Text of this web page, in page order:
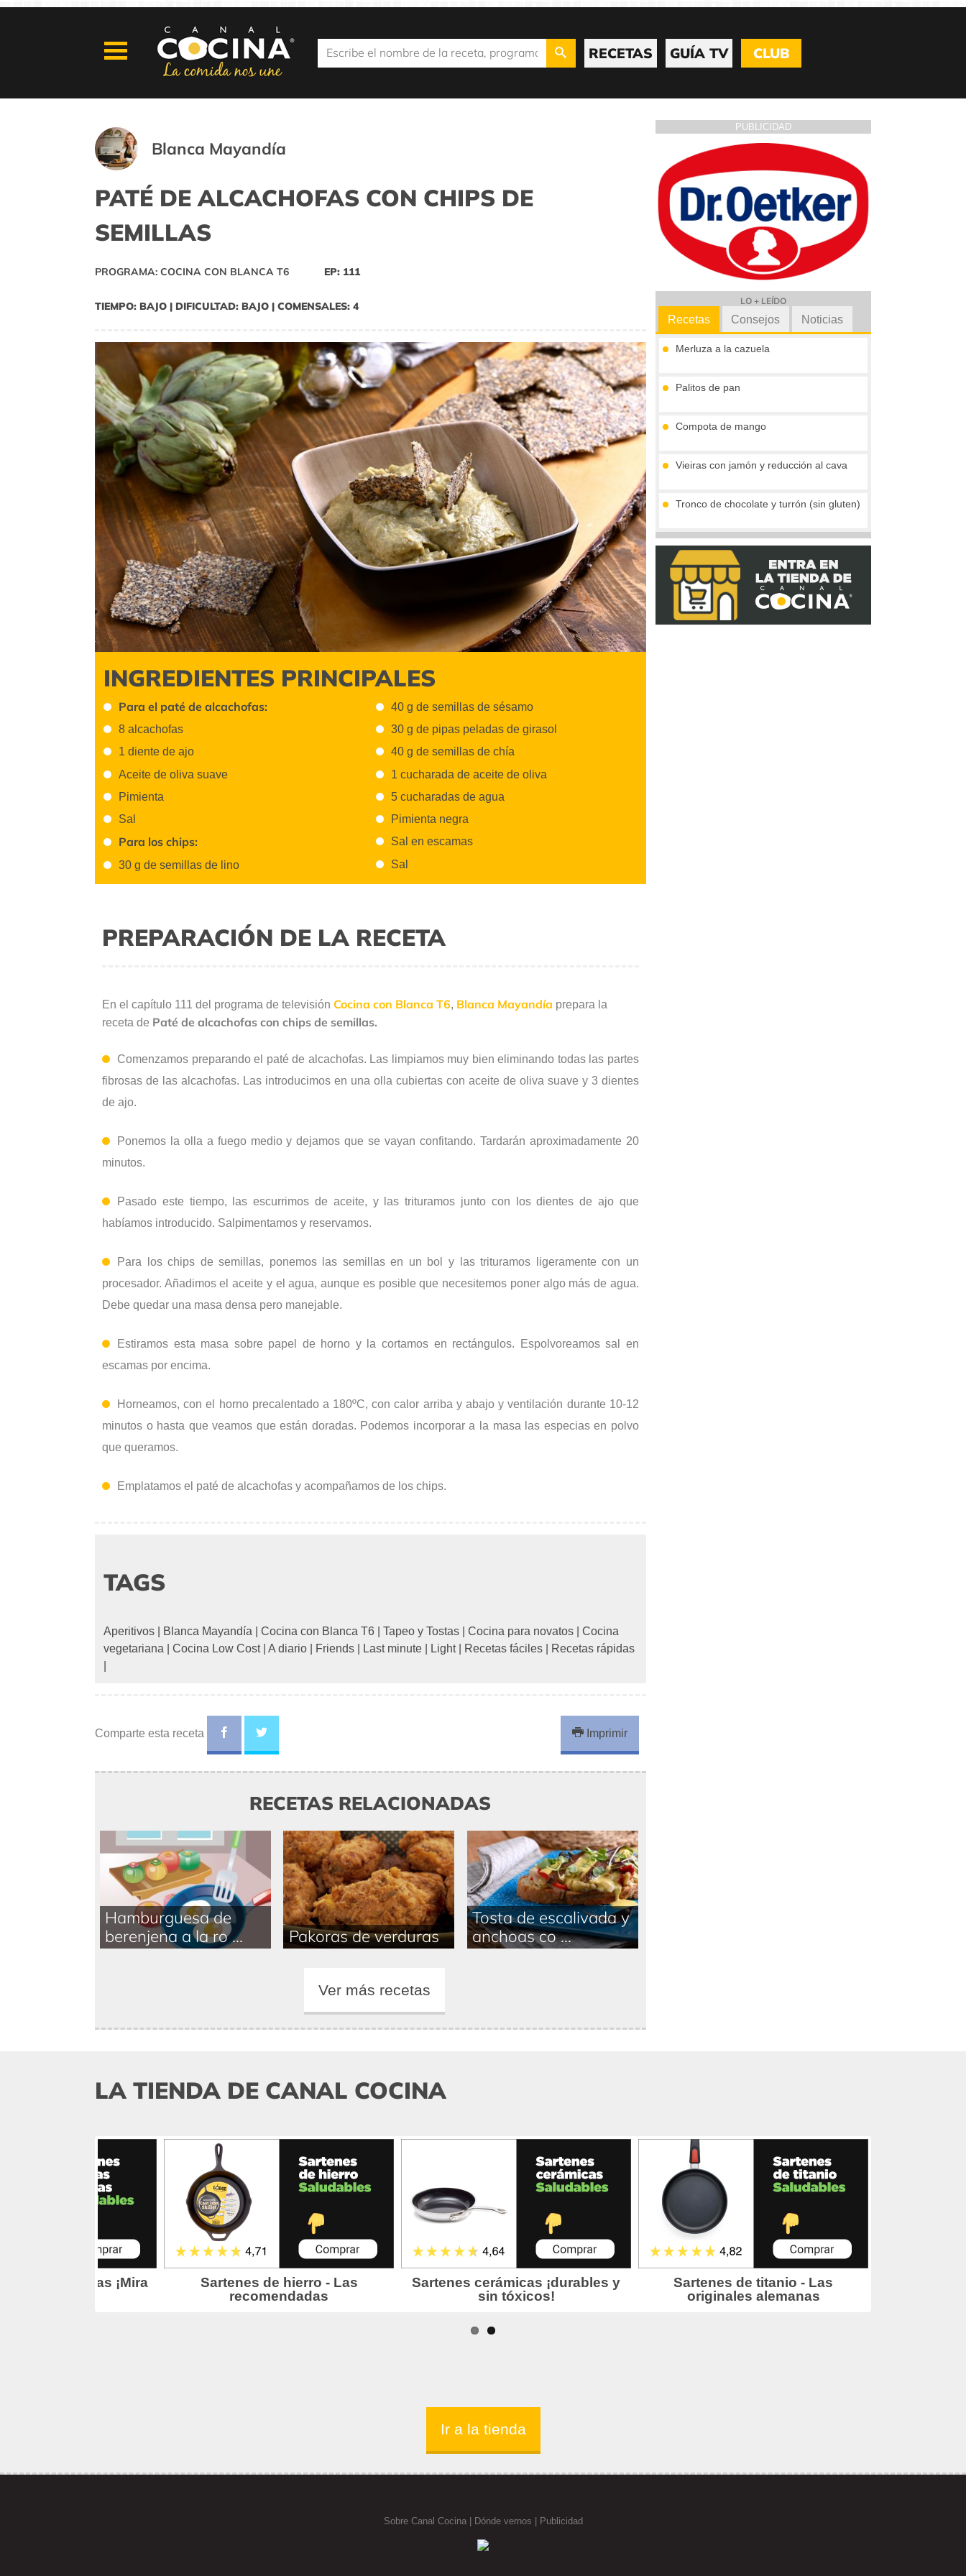
RECETAS GUÍA TV CLUB
Blanca Mayandía
PATÉ DE ALCACHOFAS CON CHIPS DE
SEMILLAS
PROGRAMA: COCINA CON BLANCA T6 EP: 111
TIEMPO: BAJO | DIFICULTAD: BAJO | COMENSALES: 4
INGREDIENTES PRINCIPALES
Para el paté de alcachofas:
8 alcachofas
1 diente de ajo
Aceite de oliva suave
Pimienta
Sal
Para los chips:
30 g de semillas de lino
40 g de semillas de sésamo
30 g de pipas peladas de girasol
40 g de semillas de chía
1 cucharada de aceite de oliva
5 cucharadas de agua
Pimienta negra
Sal en escamas
Sal
PREPARACIÓN DE LA RECETA
En el capítulo 111 del programa de televisión Cocina con Blanca T6, Blanca Mayandía prepara la
receta de Paté de alcachofas con chips de semillas.
Comenzamos preparando el paté de alcachofas. Las limpiamos muy bien eliminando todas las partes
fibrosas de las alcachofas. Las introducimos en una olla cubiertas con aceite de oliva suave y 3 dientes
de ajo.
Ponemos la olla a fuego medio y dejamos que se vayan confitando. Tardarán aproximadamente 20
minutos.
Pasado este tiempo, las escurrimos de aceite, y las trituramos junto con los dientes de ajo que
habíamos introducido. Salpimentamos y reservamos.
Para los chips de semillas, ponemos las semillas en un bol y las trituramos ligeramente con un
procesador. Añadimos el aceite y el agua, aunque es posible que necesitemos poner algo más de agua.
Debe quedar una masa densa pero manejable.
Estiramos esta masa sobre papel de horno y la cortamos en rectángulos. Espolvoreamos sal en
escamas por encima.
Horneamos, con el horno precalentado a 180ºC, con calor arriba y abajo y ventilación durante 10-12
minutos o hasta que veamos que están doradas. Podemos incorporar a la masa las especias en polvo
que queramos.
Emplatamos el paté de alcachofas y acompañamos de los chips.
TAGS
Aperitivos Blanca Mayandía Cocina con Blanca T6 Tapeo y Tostas Cocina para novatos
Cocina
vegetariana
Cocina Low Cost| A diario Friends Last minute Light| Recetas fáciles
Recetas rápidas
Comparte esta receta Imprimir
RECETAS RELACIONADAS
Hamburguesa de
berenjena a la ro ...
Pakoras de verduras
Tosta de escalivada y
anchoas co ...
Ver más recetas
PUBLICIDAD
LO + LEÍDO
Recetas
Merluza a la cazuela
Palitos de pan
Compota de mango
Vieiras con jamón y reducción al cava
Tronco de chocolate y turrón (sin gluten)
Gofres belgas
Consejos Noticias
LA TIENDA DE CANAL COCINA
Ir a la tienda
Sobre Canal Cocina| Dónde vernos | Publicidad